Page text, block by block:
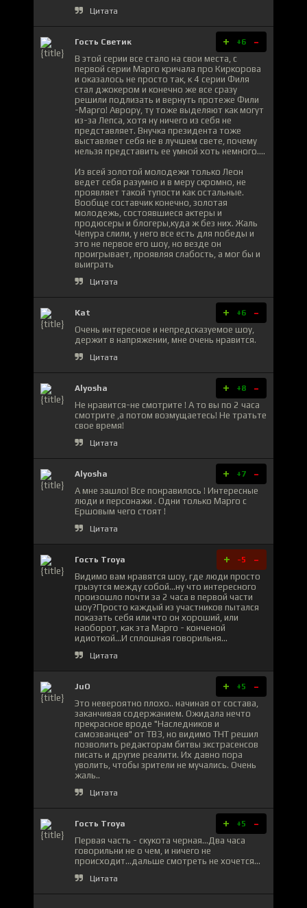
Цитата
Гость Светик + +6 -
В этой серии все стало на свои места, с
первой серии Марго кричала про Киркорова
и оказалось не просто так, к 4 серии Филя
стал джокером и конечно же все сразу
решили подлизать и вернуть протеже Фили
-Марго! Аврору, ту тоже выделяют как могут
из-за Лепса, хотя ну ничего из себя не
представляет. Внучка президента тоже
выставляет себя не в лучшем свете, почему
нельзя представить ее умной хоть немного....
Из всей золотой молодежи только Леон
ведет себя разумно и в меру скромно, не
проявляет такой тупости как остальные.
Вообще составчик конечно, золотая
молодежь, состоявшиеся актеры и
продюсеры и блогеры,куда ж без них. Жаль
Чепура слили, у него все есть для победы и
это не первое его шоу, но везде он
проигрывает, проявляя слабость, а мог бы и
выиграть
Цитата
Kat + +6 -
Очень интересное и непредсказуемое шоу,
держит в напряжении, мне очень нравится.
Цитата
Alyosha + +8 -
Не нравится-не смотрите ! А то вы по 2 часа
смотрите ,а потом возмущаетесь! Не тратьте
свое время!
Цитата
Alyosha + +7 -
А мне зашло! Все понравилось ! Интересные
люди и персонажи . Одни только Марго с
Ершовым чего стоят !
Цитата
Гость Troya + -5 -
Видимо вам нравятся шоу, где люди просто
грызутся между собой...ну что интересного
произошло почти за 2 часа в первой части
шоу?Просто каждый из участников пытался
показать себя или что он хороший, или
наоборот, как эта Марго - конченой
идиоткой...И сплошная говорильня...
Цитата
JuО + +5 -
Это невероятно плохо.. начиная от состава,
заканчивая содержанием. Ожидала нечто
прекрасное вроде "Наследников и
самозванцев" от ТВ3, но видимо ТНТ решил
позволить редакторам битвы экстрасенсов
писать и другие реалити. Их давно пора
уволить, чтобы зрители не мучались. Очень
жаль..
Цитата
Гость Troya + +5 -
Первая часть - скукота черная...Два часа
говорильни не о чем, и ничего не
происходит...дальше смотреть не хочется...
Цитата